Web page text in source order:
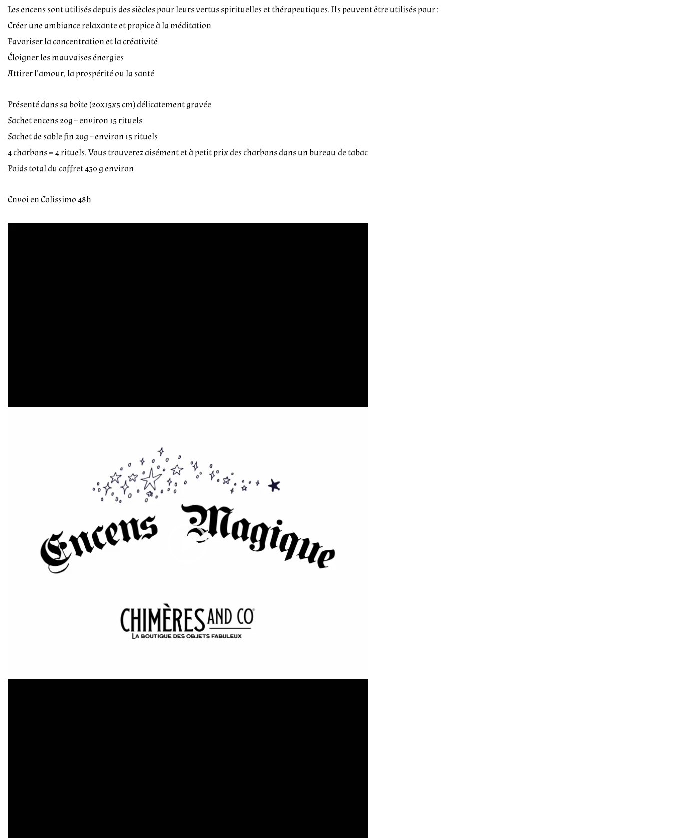
Les encens sont utilisés depuis des siècles pour leurs vertus spirituelles et thérapeutiques. Ils peuvent être utilisés pour :
Créer une ambiance relaxante et propice à la méditation
Favoriser la concentration et la créativité
Éloigner les mauvaises énergies
Attirer l’amour, la prospérité ou la santé
Présenté dans sa boîte (20x15x5 cm) délicatement gravée
Sachet encens 20g – environ 15 rituels
Sachet de sable fin 20g – environ 15 rituels
4 charbons = 4 rituels. Vous trouverez aisément et à petit prix des charbons dans un bureau de tabac
Poids total du coffret 430 g environ
Envoi en Colissimo 48h